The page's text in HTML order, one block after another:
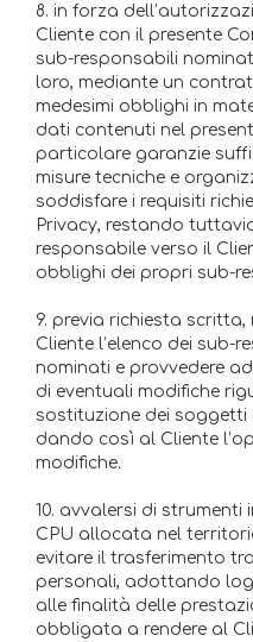
8. in forza
Cliente con il presente
sub-responsabili
loro, mediante un
medesimi obblighi in
dati contenuti nel
particolare garanzie
misure tecniche e
soddisfare i requisiti
Privacy, restando
responsabile verso il
obblighi dei propri sub-
9. previa richiesta
Cliente l’elenco dei sub-
nominati e provvedere
di eventuali modifiche
sostituzione dei
dando così al Cliente
modifiche.
10. avvalersi di
CPU allocata nel
evitare il trasferimento
personali, adottando
alle finalità delle
obbligata a rendere al